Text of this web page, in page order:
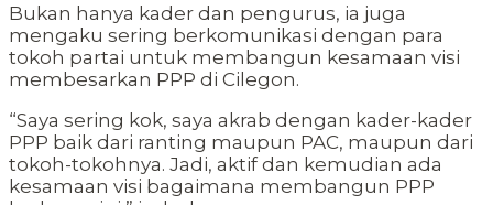
Bukan hanya kader dan pengurus, ia juga
mengaku sering berkomunikasi dengan para
tokoh partai untuk membangun kesamaan visi
membesarkan PPP di Cilegon.
“Saya sering kok, saya akrab dengan kader-kader
PPP baik dari ranting maupun PAC, maupun dari
tokoh-tokohnya. Jadi, aktif dan kemudian ada
kesamaan visi bagaimana membangun PPP